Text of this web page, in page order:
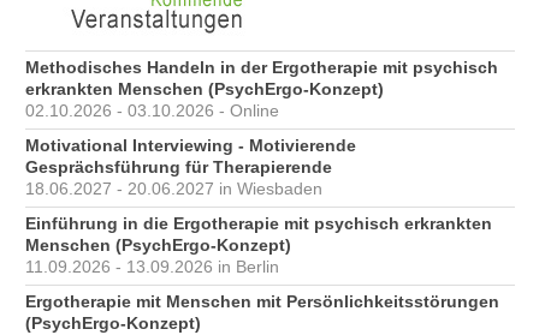
Methodisches Handeln in der Ergotherapie mit psychisch
erkrankten Menschen (PsychErgo-Konzept)
02.10.2026 - 03.10.2026 - Online
Motivational Interviewing - Motivierende
Gesprächsführung für Therapierende
18.06.2027 - 20.06.2027 in Wiesbaden
Einführung in die Ergotherapie mit psychisch erkrankten
Menschen (PsychErgo-Konzept)
11.09.2026 - 13.09.2026 in Berlin
Ergotherapie mit Menschen mit Persönlichkeitsstörungen
(PsychErgo-Konzept)